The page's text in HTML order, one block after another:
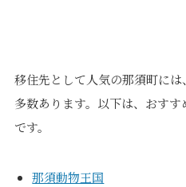
移住先として人気の那須町に
多数あります。以下は、おす
です。
那須動物王国